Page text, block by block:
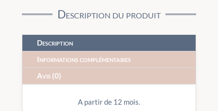
Description du produit
Description
Informations complémentaires
Avis (0)
A partir de 12 mois.